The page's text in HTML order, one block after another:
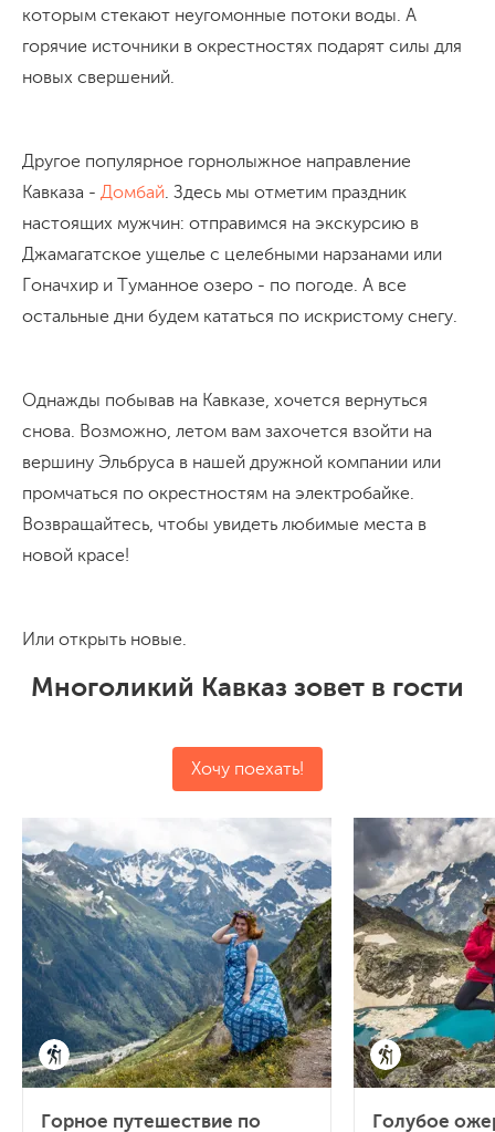
которым стекают неугомонные потоки воды. А
горячие источники в окрестностях подарят силы для
новых свершений.
Другое популярное горнолыжное направление
Кавказа - Домбай . Здесь мы отметим праздник
настоящих мужчин: отправимся на экскурсию в
Джамагатское ущелье с целебными нарзанами или
Гоначхир и Туманное озеро - по погоде. А все
остальные дни будем кататься по искристому снегу.
Однажды побывав на Кавказе, хочется вернуться
снова. Возможно, летом вам захочется взойти на
вершину Эльбруса в нашей дружной компании или
промчаться по окрестностям на электробайке.
Возвращайтесь, чтобы увидеть любимые места в
новой красе!
Или открыть новые.
Многоликий Кавказ зовет в гости
Хочу поехать!
Горное путешествие по Голубое